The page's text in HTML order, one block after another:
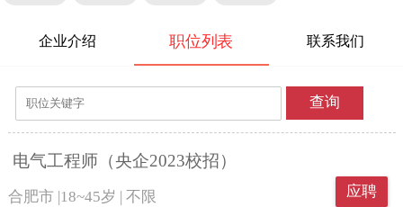
企业介绍 职位列表 联系我们
查询
电气工程师（央企2023校招）
合肥市 18~45岁 不限 应聘